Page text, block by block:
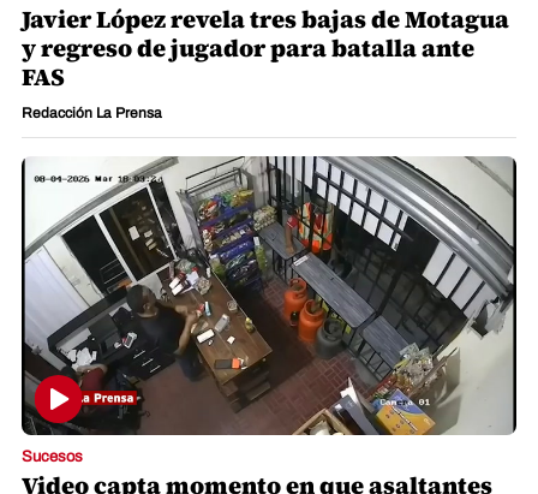
Javier López revela tres bajas de Motagua
y regreso de jugador para batalla ante
FAS
Redacción La Prensa
Sucesos
Video capta momento en que asaltantes